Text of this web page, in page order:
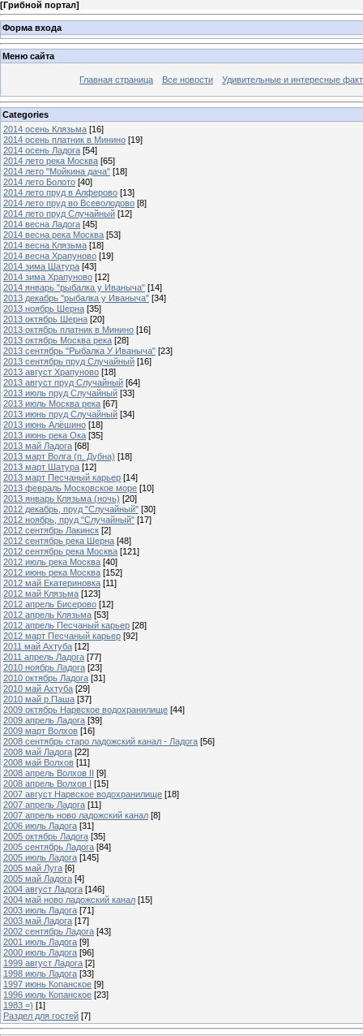
[Грибной портал]
Форма входа
Меню сайта
Главная страница Все новости Удивительные и интересные
Categories
2014 осень Клязьма [16]
2014 осень платник в Минино [19]
2014 осень Ладога [54]
2014 лето река Москва [65]
2014 лето "Мойкина дача" [18]
2014 лето Болото [40]
2014 лето пруд в Алферово [13]
2014 лето пруд во Всеволодово [8]
2014 лето пруд Случайный [12]
2014 весна Ладога [45]
2014 весна река Москва [53]
2014 весна Клязьма [18]
2014 весна Храпуново [19]
2014 зима Шатура [43]
2014 зима Храпуново [12]
2014 январь "рыбалка у Иваныча" [14]
2013 декабрь "рыбалка у Иваныча" [34]
2013 ноябрь Шерна [35]
2013 октябрь Шерна [20]
2013 октябрь платник в Минино [16]
2013 октябрь Москва река [28]
2013 сентябрь "Рыбалка У Иваныча" [23]
2013 сентябрь пруд Случайный [16]
2013 август Храпуново [18]
2013 август пруд Случайный [64]
2013 июль пруд Случайный [33]
2013 июль Москва река [67]
2013 июнь пруд Случайный [34]
2013 июнь Алёшино [18]
2013 июнь река Ока [35]
2013 май Ладога [68]
2013 март Волга (п. Дубна) [18]
2013 март Шатура [12]
2013 март Песчаный карьер [14]
2013 февраль Московское море [10]
2013 январь Клязьма (ночь) [20]
2012 декабрь, пруд "Случайный" [30]
2012 ноябрь, пруд "Случайный" [17]
2012 сентябрь Лакинск [2]
2012 сентябрь река Шерна [48]
2012 сентябрь река Москва [121]
2012 июль река Москва [40]
2012 июнь река Москва [152]
2012 май Екатериновка [11]
2012 май Клязьма [123]
2012 апрель Бисерово [12]
2012 апрель Клязьма [53]
2012 апрель Песчаный карьер [28]
2012 март Песчаный карьер [92]
2011 май Ахтуба [12]
2011 апрель Ладога [77]
2010 ноябрь Ладога [23]
2010 октябрь Ладога [31]
2010 май Ахтуба [29]
2010 май р.Паша [37]
2009 октябрь Нарвское водохранилище [44]
2009 апрель Ладога [39]
2009 март Волхов [16]
2008 сентябрь старо ладожский канал - Ладога [56]
2008 май Ладога [22]
2008 май Волхов [11]
2008 апрель Волхов II [9]
2008 апрель Волхов I [15]
2007 август Нарвское водохранилище [18]
2007 апрель Ладога [11]
2007 апрель ново ладожский канал [8]
2006 июль Ладога [31]
2005 октябрь Ладога [35]
2005 сентябрь Ладога [84]
2005 июль Ладога [145]
2005 май Луга [6]
2005 май Ладога [4]
2004 август Ладога [146]
2004 май ново ладожский канал [15]
2003 июль Ладога [71]
2003 май Ладога [17]
2002 сентябрь Ладога [43]
2001 июль Ладога [9]
2000 июль Ладога [96]
1999 август Ладога [2]
1998 июль Ладога [33]
1997 июнь Копанское [9]
1996 июль Копанское [23]
1983 =) [1]
Раздел для гостей [7]